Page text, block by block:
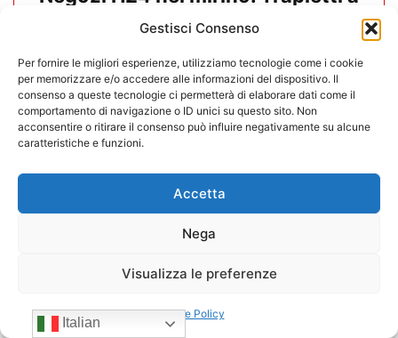
Gestisci Consenso
Per fornire le migliori esperienze, utilizziamo tecnologie come i cookie
per memorizzare e/o accedere alle informazioni del dispositivo. Il
consenso a queste tecnologie ci permetterà di elaborare dati come il
comportamento di navigazione o ID unici su questo sito. Non
acconsentire o ritirare il consenso può influire negativamente su alcune
caratteristiche e funzioni.
Accetta
Nega
Visualizza le preferenze
Cookie Policy
Bergamo TV: “I gestori H24 non
09/07/2026
Italian